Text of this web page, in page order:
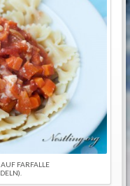
FARFALLE